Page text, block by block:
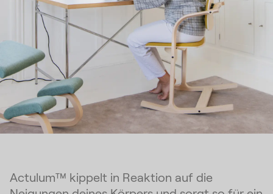
Actulum™ kippelt in Reaktion auf die